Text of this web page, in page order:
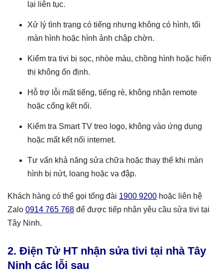
lại liên tục.
Xử lý tình trạng có tiếng nhưng không có hình, tối
màn hình hoặc hình ảnh chập chờn.
Kiểm tra tivi bị sọc, nhòe màu, chồng hình hoặc hiển
thị không ổn định.
Hỗ trợ lỗi mất tiếng, tiếng rè, không nhận remote
hoặc cổng kết nối.
Kiểm tra Smart TV treo logo, không vào ứng dụng
hoặc mất kết nối internet.
Tư vấn khả năng sửa chữa hoặc thay thế khi màn
hình bị nứt, loang hoặc va đập.
Khách hàng có thể gọi tổng đài 1900 9200 hoặc liên hệ
Zalo 0914 765 768 để được tiếp nhận yêu cầu sửa tivi tại
Tây Ninh.
2. Điện Tử HT nhận sửa tivi tại nhà Tây
Ninh các lỗi sau